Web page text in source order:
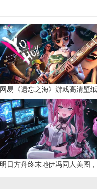
网易《遗忘之海》游戏高清壁